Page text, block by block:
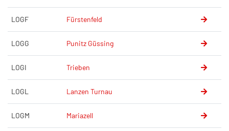
LOGF Fürstenfeld
LOGG Punitz Güssing
LOGI Trieben
LOGL Lanzen Turnau
LOGM Mariazell